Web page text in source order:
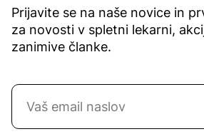
Prijavite se na naše novice in
za novosti v spletni lekarni,
zanimive članke.
Naročite se na novice